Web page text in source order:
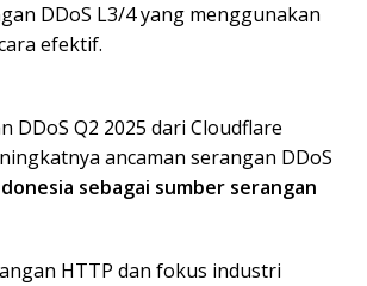
DDoS L3/4 yang menggunakan
efektif.
DDoS Q2 2025 dari Cloudflare
ancaman serangan DDoS
sebagai sumber serangan
HTTP dan fokus industri